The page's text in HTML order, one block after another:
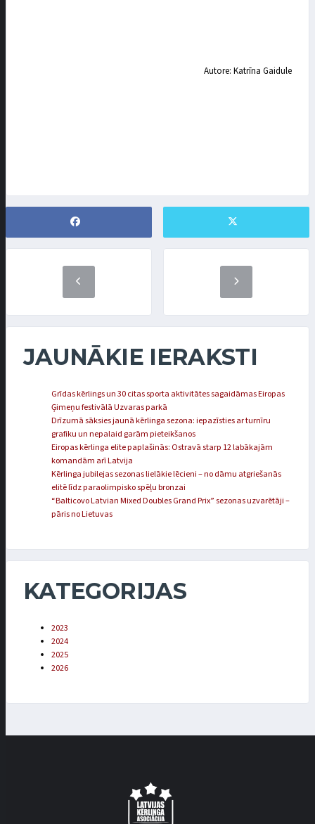
Autore: Katrīna Gaidule
JAUNĀKIE IERAKSTI
Grīdas kērlings un 30 citas sporta aktivitātes sagaidāmas Eiropas
Ģimeņu festivālā Uzvaras parkā
Drīzumā sāksies jaunā kērlinga sezona: iepazīsties ar turnīru
grafiku un nepalaid garām pieteikšanos
Eiropas kērlinga elite paplašinās: Ostravā starp 12 labākajām
komandām arī Latvija
Kērlinga jubilejas sezonas lielākie lēcieni – no dāmu atgriešanās
elitē līdz paraolimpisko spēļu bronzai
“Balticovo Latvian Mixed Doubles Grand Prix” sezonas uzvarētāji –
pāris no Lietuvas
KATEGORIJAS
2023
2024
2025
2026